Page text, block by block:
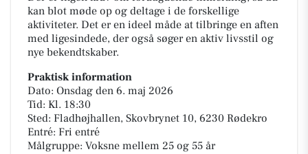
kan blot møde op og deltage i de forskellige
aktiviteter. Det er en ideel måde at tilbringe en aften
med ligesindede, der også søger en aktiv livsstil og
nye bekendtskaber.
Praktisk information
Dato: Onsdag den 6. maj 2026
Tid: Kl. 18:30
Sted: Fladhøjhallen, Skovbrynet 10, 6230 Rødekro
Entré: Fri entré
Målgruppe: Voksne mellem 25 og 55 år